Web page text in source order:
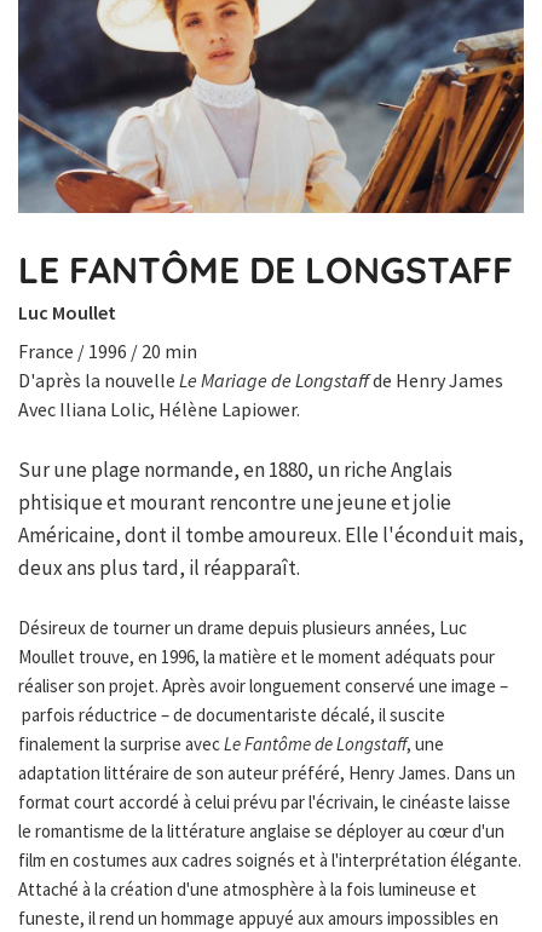
LE FANTÔME DE LONGSTAFF
Luc Moullet
France / 1996 / 20 min
D'après la nouvelle Le Mariage de Longstaffde Henry James
Avec Iliana Lolic, Hélène Lapiower.
Sur une plage normande, en 1880, un riche Anglais
phtisique et mourant rencontre une jeune et jolie
Américaine, dont il tombe amoureux. Elle l'éconduit mais,
deux ans plus tard, il réapparaît.
Désireux de tourner un drame depuis plusieurs années, Luc
Moullet trouve, en 1996, la matière et le moment adéquats pour
réaliser son projet. Après avoir longuement conservé une image –
parfois réductrice – de documentariste décalé, il suscite
finalement la surprise avecLe Fantôme de Longstaff, une
adaptation littéraire de son auteur préféré, Henry James. Dans un
format court accordé à celui prévu par l'écrivain, le cinéaste laisse
le romantisme de la littérature anglaise se déployer au cœur d'un
film en costumes aux cadres soignés et à l'interprétation élégante.
Attaché à la création d'une atmosphère à la fois lumineuse et
funeste, il rend un hommage appuyé aux amours impossibles en